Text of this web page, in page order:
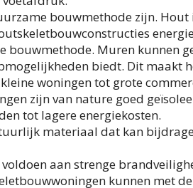
bouwmethode zijn. Hout
bouwmethode. Muren kunnen
biedt. Dit maakt
woningen tot grote
zijn van nature goed
tot lagere energiekosten.
materiaal dat kan
aan strenge
kunnen met